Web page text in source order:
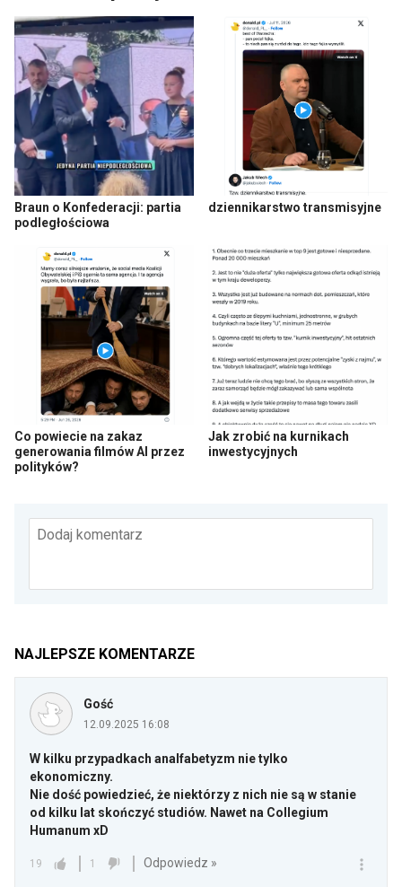
Braun o Konfederacji: partia
podległościowa
dziennikarstwo transmisyjne
Co powiecie na zakaz
generowania filmów AI przez
polityków?
Jak zrobić na kurnikach
inwestycyjnych
Dodaj komentarz
NAJLEPSZE KOMENTARZE
Gość
12.09.2025 16:08
W kilku przypadkach analfabetyzm nie tylko
ekonomiczny.
Nie dość powiedzieć, że niektórzy z nich nie są w stanie
od kilku lat skończyć studiów. Nawet na Collegium
Humanum xD
19 1 Odpowiedz »